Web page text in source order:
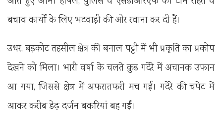
बचाव कार्यों के लिए भटवाड़ी की ओर रवाना कर दी हैं।
उधर, बड़कोट तहसील क्षेत्र की बनाल पट्टी में भी प्रकृति का प्रकोप
देखने को मिला। भारी वर्षा के चलते कुड गदेरे में अचानक उफान
आ गया, जिससे क्षेत्र में अफरातफरी मच गई। गदेरे की चपेट में
आकर करीब डेढ़ दर्जन बकरियां बह गईं।